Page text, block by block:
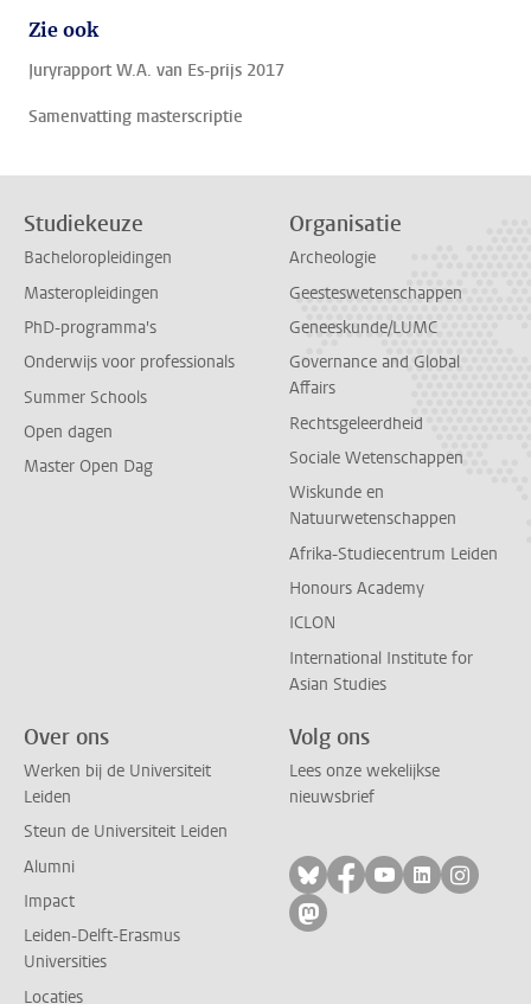
Zie ook
Juryrapport W.A. van Es-prijs 2017
Samenvatting masterscriptie
Studiekeuze
Bacheloropleidingen
Masteropleidingen
PhD-programma's
Onderwijs voor professionals
Summer Schools
Open dagen
Master Open Dag
Organisatie
Archeologie
Geesteswetenschappen
Geneeskunde/LUMC
Governance and Global
Affairs
Rechtsgeleerdheid
Sociale Wetenschappen
Wiskunde en
Natuurwetenschappen
Afrika-Studiecentrum Leiden
Honours Academy
ICLON
International Institute for
Asian Studies
Over ons
Werken bij de Universiteit
Leiden
Steun de Universiteit Leiden
Alumni
Impact
Leiden-Delft-Erasmus
Universities
Locaties
Volg ons
Lees onze wekelijkse
nieuwsbrief
Volg ons op bluesky
Volg ons op
Volg ons op
Volg ons
Volg
Volg ons op mastodon